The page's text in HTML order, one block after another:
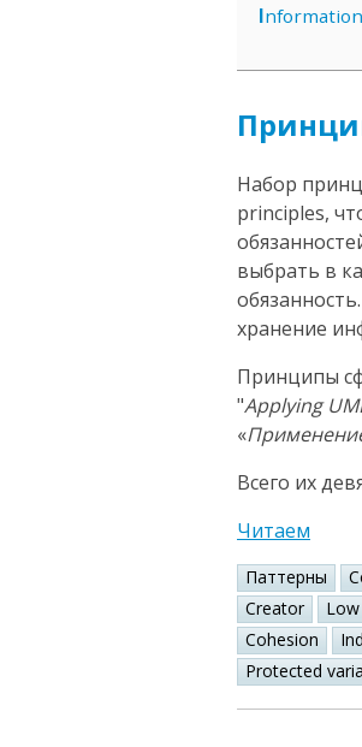
I
Набор
principles,
выбрать в
хранение
Принципы
"Applying
«
Всего их
Читаем
Паттерны
Creator
Cohesion
Protected